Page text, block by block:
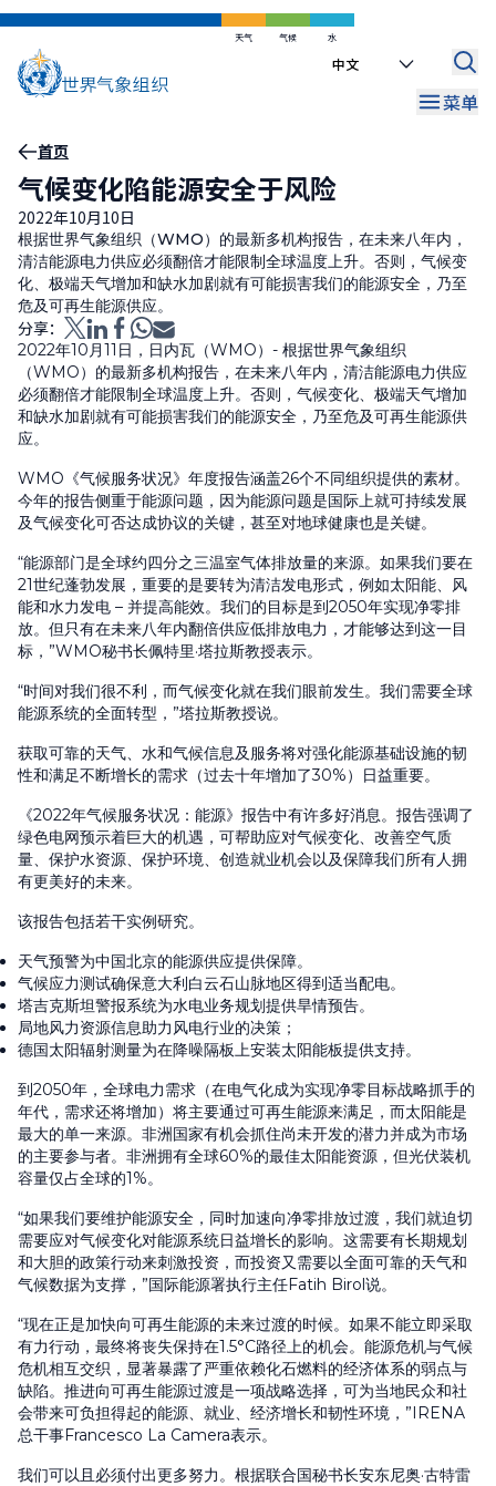
跳
天气 气候 水
Select
菜单
面
包
屑
首页
气候变化陷能源安全于风险
2022年10月10日
根据世界气象组织（WMO）的最新多机构报告，在未来八年内，
清洁能源电力供应必须翻倍才能限制全球温度上升。否则，气候变
化、极端天气增加和缺水加剧就有可能损害我们的能源安全，乃至
危及可再生能源供应。
分享：
2022年10月11日，日内瓦（WMO）- 根据世界气象组织
（WMO）的最新多机构报告，在未来八年内，清洁能源电力供应
必须翻倍才能限制全球温度上升。否则，气候变化、极端天气增加
和缺水加剧就有可能损害我们的能源安全，乃至危及可再生能源供
应。
WMO《气候服务状况》年度报告涵盖26个不同组织提供的素材。
今年的报告侧重于能源问题，因为能源问题是国际上就可持续发展
及气候变化可否达成协议的关键，甚至对地球健康也是关键。
“能源部门是全球约四分之三温室气体排放量的来源。如果我们要在
21世纪蓬勃发展，重要的是要转为清洁发电形式，例如太阳能、风
能和水力发电 – 并提高能效。我们的目标是到2050年实现净零排
放。但只有在未来八年内翻倍供应低排放电力，才能够达到这一目
标，”WMO秘书长佩特里·塔拉斯教授表示。
“时间对我们很不利，而气候变化就在我们眼前发生。我们需要全球
能源系统的全面转型，”塔拉斯教授说。
获取可靠的天气、水和气候信息及服务将对强化能源基础设施的韧
性和满足不断增长的需求（过去十年增加了30%）日益重要。
《2022年气候服务状况：能源》报告中有许多好消息。报告强调了
绿色电网预示着巨大的机遇，可帮助应对气候变化、改善空气质
量、保护水资源、保护环境、创造就业机会以及保障我们所有人拥
有更美好的未来。
该报告包括若干实例研究。
天气预警为中国北京的能源供应提供保障。
气候应力测试确保意大利白云石山脉地区得到适当配电。
塔吉克斯坦警报系统为水电业务规划提供旱情预告。
局地风力资源信息助力风电行业的决策；
德国太阳辐射测量为在降噪隔板上安装太阳能板提供支持。
到2050年，全球电力需求（在电气化成为实现净零目标战略抓手的
年代，需求还将增加）将主要通过可再生能源来满足，而太阳能是
最大的单一来源。非洲国家有机会抓住尚未开发的潜力并成为市场
的主要参与者。非洲拥有全球60%的最佳太阳能资源，但光伏装机
容量仅占全球的1%。
“如果我们要维护能源安全，同时加速向净零排放过渡，我们就迫切
需要应对气候变化对能源系统日益增长的影响。这需要有长期规划
和大胆的政策行动来刺激投资，而投资又需要以全面可靠的天气和
气候数据为支撑，”国际能源署执行主任Fatih Birol说。
“现在正是加快向可再生能源的未来过渡的时候。如果不能立即采取
有力行动，最终将丧失保持在1.5°C路径上的机会。能源危机与气候
危机相互交织，显著暴露了严重依赖化石燃料的经济体系的弱点与
缺陷。推进向可再生能源过渡是一项战略选择，可为当地民众和社
会带来可负担得起的能源、就业、经济增长和韧性环境，”IRENA
总干事Francesco La Camera表示。
我们可以且必须付出更多努力。根据联合国秘书长安东尼奥·古特雷